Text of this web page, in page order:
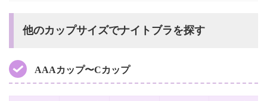
他のカップサイズでナイトブラを探す
AAAカップ〜Cカップ